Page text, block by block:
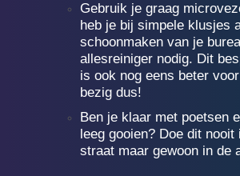
Gebruik je graag
heb je bij simpele klusjes
schoonmaken van je
allesreiniger nodig. Dit
is ook nog eens beter
bezig dus!
Ben je klaar met poetsen
leeg­ gooien? Doe dit
straat maar gewoon in de